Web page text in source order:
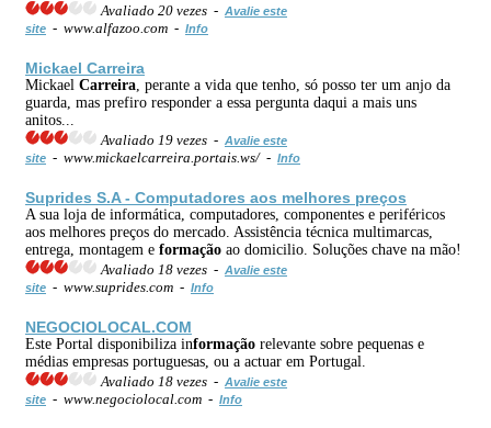
Avaliado 20 vezes - Avalie este
site - www.alfazoo.com - Info
Mickael Carreira
Mickael Carreira , perante a vida que tenho, só posso ter um anjo da
guarda, mas prefiro responder a essa pergunta daqui a mais uns
anitos...
Avaliado 19 vezes - Avalie este
site - www.mickaelcarreira.portais.ws/ - Info
Suprides S.A - Computadores aos melhores preços
A sua loja de informática, computadores, componentes e periféricos
aos melhores preços do mercado. Assistência técnica multimarcas,
entrega, montagem e formação ao domicilio. Soluções chave na mão!
Avaliado 18 vezes - Avalie este
site - www.suprides.com - Info
NEGOCIOLOCAL.COM
Este Portal disponibiliza informação relevante sobre pequenas e
médias empresas portuguesas, ou a actuar em Portugal.
Avaliado 18 vezes - Avalie este
site - www.negociolocal.com - Info